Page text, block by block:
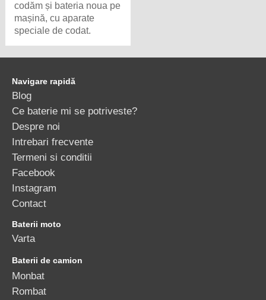
codăm și bateria noua pe
mașină, cu aparate
speciale de codat.
Navigare rapidă
Blog
Ce baterie mi se potriveste?
Despre noi
Intrebari frecvente
Termeni si conditii
Facebook
Instagram
Contact
Baterii moto
Varta
Baterii de camion
Monbat
Rombat